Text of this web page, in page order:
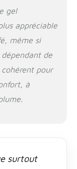
fond
Jouet
est
pour
de
gel
appréciable
même si
de
pour
à
surtout